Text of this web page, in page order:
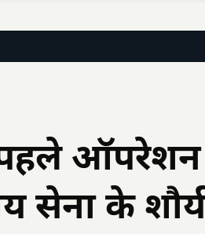
ऑपरेशन
सेना के